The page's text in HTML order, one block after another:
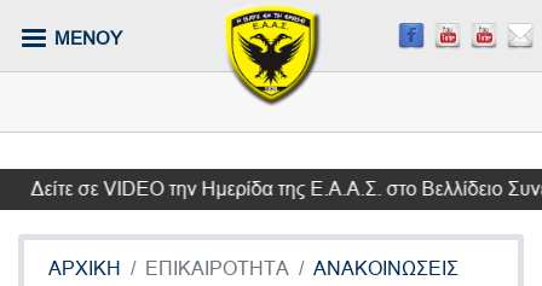
Παράκαμψη
προς
το
κυρίως
περιεχόμενο
ΜΕΝΟΥ
σε VIDEO την Ημερίδα της Ε.Α.Α.Σ. στο Βελλίδειο
ΑΡΧΙΚΗ ΕΠΙΚΑΙΡΟΤΗΤΑ ΑΝΑΚΟΙΝΩΣΕΙΣ